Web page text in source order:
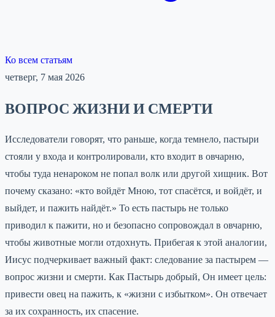
Ко всем статьям
четверг, 7 мая 2026
ВОПРОС ЖИЗНИ И СМЕРТИ
Исследователи говорят, что раньше, когда темнело, пастыри
стояли у входа и контролировали, кто входит в овчарню,
чтобы туда ненароком не попал волк или другой хищник. Вот
почему сказано: «кто войдёт Мною, тот спасётся, и войдёт, и
выйдет, и пажить найдёт.» То есть пастырь не только
приводил к пажити, но и безопасно сопровождал в овчарню,
чтобы животные могли отдохнуть. Прибегая к этой аналогии,
Иисус подчеркивает важный факт: следование за пастырем —
вопрос жизни и смерти. Как Пастырь добрый, Он имеет цель:
привести овец на пажить, к «жизни с избытком». Он отвечает
за их сохранность, их спасение.